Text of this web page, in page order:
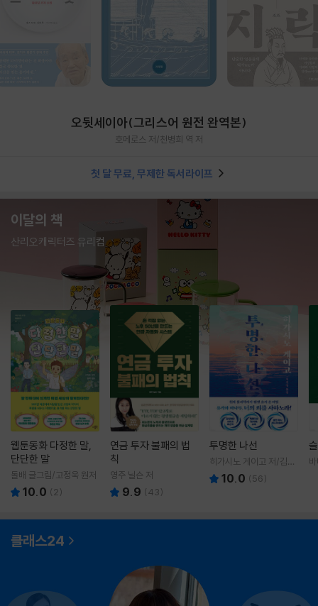
오뒷세이아(그리스어 원전 완역본)
호메로스 저/천병희 역 저
첫 달 무료, 무제한 독서라이프
이달의 책
산리오캐릭터즈 유리컵
웹툰동화 다정한 말,
단단한 말
돌배 글그림/고정욱 원저
10.0 ( 2)
연금 투자 불패의 법
칙
영주 닐슨 저
9.9 (43)
투명한 나선
히가시노 게이고 저/김선
영 역10.0 (56)
클래스24